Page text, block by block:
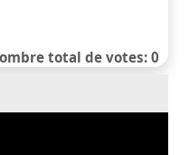
total de votes: 0